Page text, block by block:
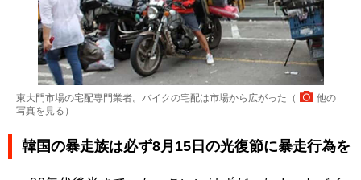
東大門市場の宅配専門業者。バイクの宅配は市場から広がった（
他の
写真を見る ）
韓国の暴走族は必ず8月15日の光復節に暴走行為を